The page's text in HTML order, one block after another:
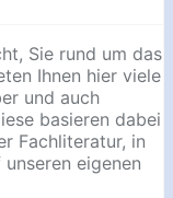
Sie rund um das
Ihnen hier viele
und auch
basieren dabei
Fachliteratur, in
eigenen